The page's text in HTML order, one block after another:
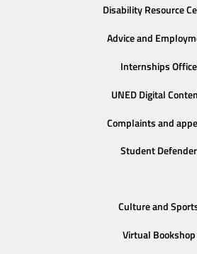
Disability Resource
Advice and
Internships Office
UNED Digital
Complaints and
Student Defender
Culture and
Virtual Bookshop